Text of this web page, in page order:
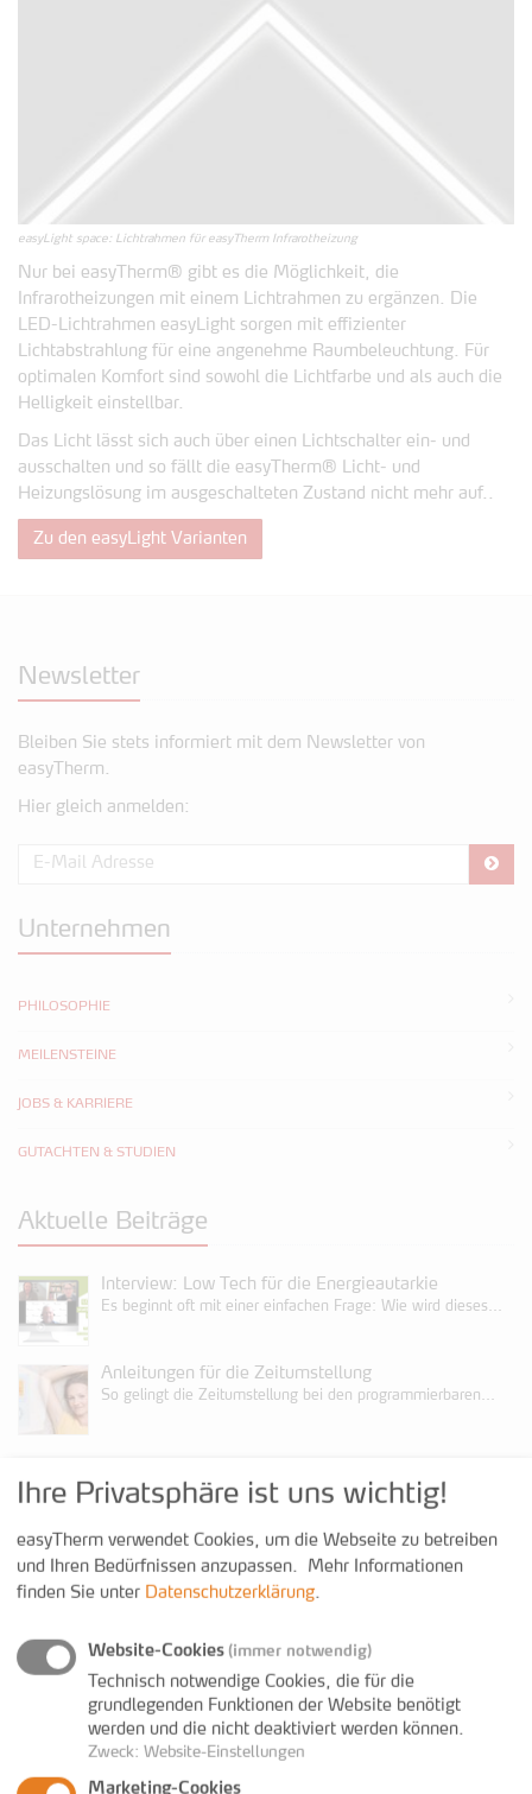
easyLight space: Lichtrahmen für easyTherm Infrarotheizung
Nur bei easyTherm® gibt es die Möglichkeit, die
Infrarotheizungen mit einem Lichtrahmen zu ergänzen. Die
LED-Lichtrahmen easyLight sorgen mit effizienter
Lichtabstrahlung für eine angenehme Raumbeleuchtung. Für
optimalen Komfort sind sowohl die Lichtfarbe und als auch die
Helligkeit einstellbar.
Das Licht lässt sich auch über einen Lichtschalter ein- und
ausschalten und so fällt die easyTherm® Licht- und
Heizungslösung im ausgeschalteten Zustand nicht mehr auf..
Zu den easyLight Varianten
Newsletter
Bleiben Sie stets informiert mit dem Newsletter von
easyTherm.
Hier gleich anmelden:
Unternehmen
PHILOSOPHIE
MEILENSTEINE
JOBS & KARRIERE
GUTACHTEN & STUDIEN
Aktuelle Beiträge
Interview: Low Tech für die Energieautarkie
Es beginnt oft mit einer einfachen Frage: Wie wird dieses...
Anleitungen für die Zeitumstellung
So gelingt die Zeitumstellung bei den programmierbaren...
Kontakt
+43 3352 38200 600
anfrage@easy-therm.com
Ihre Privatsphäre ist uns wichtig!
easyTherm verwendet Cookies, um die Webseite zu betreiben
und Ihren Bedürfnissen anzupassen.
Mehr Informationen
finden Sie unter Datenschutzerklärung.
Website-Cookies (immer notwendig)
Technisch notwendige Cookies, die für die
grundlegenden Funktionen der Website benötigt
werden und die nicht deaktiviert werden können.
Zweck: Website-Einstellungen
Marketing-Cookies